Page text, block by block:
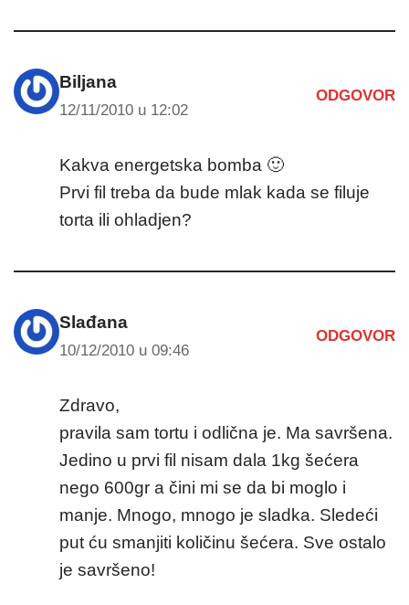
Biljana
12/11/2010 u 12:02
ODGOVOR
Kakva energetska bomba 🙂
Prvi fil treba da bude mlak kada se filuje
torta ili ohladjen?
Slađana
10/12/2010 u 09:46
ODGOVOR
Zdravo,
pravila sam tortu i odlična je. Ma savršena.
Jedino u prvi fil nisam dala 1kg šećera
nego 600gr a čini mi se da bi moglo i
manje. Mnogo, mnogo je sladka. Sledeći
put ću smanjiti količinu šećera. Sve ostalo
je savršeno!